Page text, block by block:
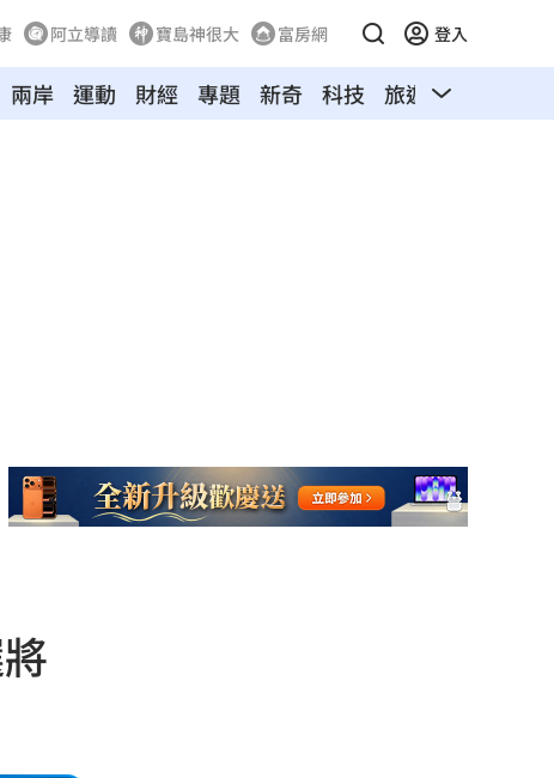
阿立導讀 寶島神很大 富房網 登入
兩岸 運動 財經 專題 新奇 科技 旅遊 汽車